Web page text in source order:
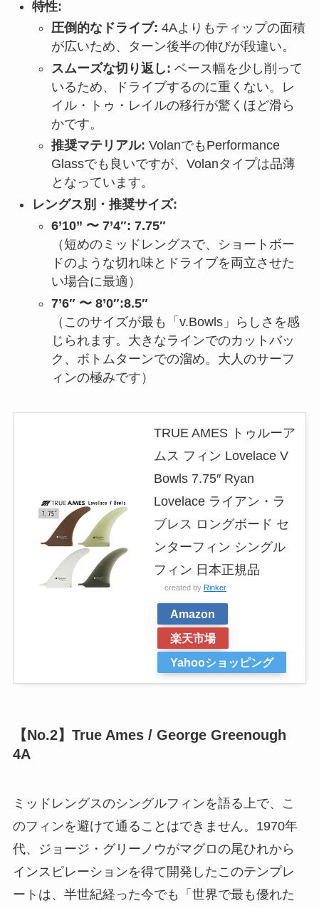
特性:
圧倒的なドライブ: 4Aよりもティップの面積
が広いため、ターン後半の伸びが段違い。
スムーズな切り返し: ベース幅を少し削って
いるため、ドライブするのに重くない。レ
イル・トゥ・レイルの移行が驚くほど滑ら
かです。
推奨マテリアル: VolanでもPerformance
Glassでも良いですが、Volanタイプは品薄
となっています。
レングス別・推奨サイズ:
6’10” 〜 7’4″: 7.75″
（短めのミッドレングスで、ショートボー
ドのような切れ味とドライブを両立させた
い場合に最適）
7’6″ 〜 8’0″:8.5″
（このサイズが最も「v.Bowls」らしさを感
じられます。大きなラインでのカットバッ
ク、ボトムターンでの溜め。大人のサーフ
ィンの極みです）
TRUE AMES トゥルーア
ムス フィン Lovelace V
Bowls 7.75″ Ryan
Lovelace ライアン・ラ
ブレス ロングボード セ
ンターフィン シングル
フィン 日本正規品
created by Rinker
Amazon
楽天市場
Yahooショッピング
【No.2】True Ames / George Greenough
4A
ミッドレングスのシングルフィンを語る上で、こ
のフィンを避けて通ることはできません。1970年
代、ジョージ・グリーノウがマグロの尾ひれから
インスピレーションを得て開発したこのテンプレ
ートは、半世紀経った今でも「世界で最も優れた